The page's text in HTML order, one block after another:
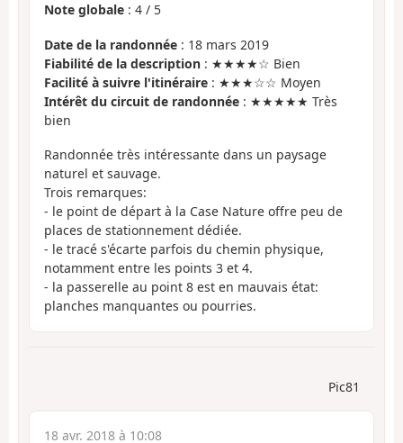
Note globale : 4 / 5
Date de la randonnée : 18 mars 2019
Fiabilité de la description : ★★★★☆ Bien
Facilité à suivre l'itinéraire : ★★★☆☆ Moyen
Intérêt du circuit de randonnée : ★★★★★ Très
bien
Randonnée très intéressante dans un paysage
naturel et sauvage.
Trois remarques:
- le point de départ à la Case Nature offre peu de
places de stationnement dédiée.
- le tracé s'écarte parfois du chemin physique,
notamment entre les points 3 et 4.
- la passerelle au point 8 est en mauvais état:
planches manquantes ou pourries.
Pic81
18 avr. 2018 à 10:08